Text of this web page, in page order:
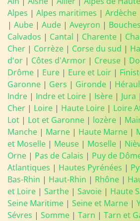
Alpes | Alpes maritimes | Ardèche
| Aube | Aude | Aveyron |
Calvados | Cantal | Charente |
Cher | Corrèze | Corse du sud |
d'or | Côtes d'Armor | Creuse |
Drôme | Eure | Eure et Loir |
Garonne | Gers | Gironde |
Indre | Indre et Loire | Isère | Jura
Cher | Loire | Haute Loire | Loire
Lot | Lot et Garonne | lozère |
Manche | Marne | Haute Marne |
et Moselle | Meuse | Moselle |
Orne | Pas de Calais | Puy de
Atlantiques | Hautes Pyrénées |
Bas-Rhin | Haut-Rhin | Rhône |
et Loire | Sarthe | Savoie | Haute
Seine Maritime | Seine et Marne |
Sévres | Somme | Tarn | Tarn et